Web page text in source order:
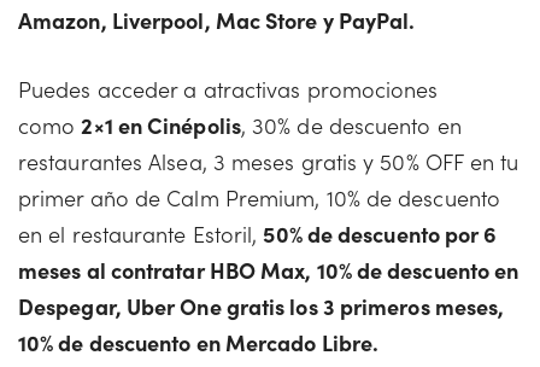
Amazon, Liverpool, Mac Store y PayPal.
Puedes acceder a atractivas promociones
como2×1 en Cinépolis, 30% de descuento en
restaurantes Alsea, 3 meses gratis y 50% OFF en tu
primer año de Calm Premium, 10% de descuento
en el restaurante Estoril,50% de descuento por 6
meses al contratar HBO Max, 10% de descuento en
Despegar, Uber One gratis los 3 primeros meses,
10% de descuento en Mercado Libre.